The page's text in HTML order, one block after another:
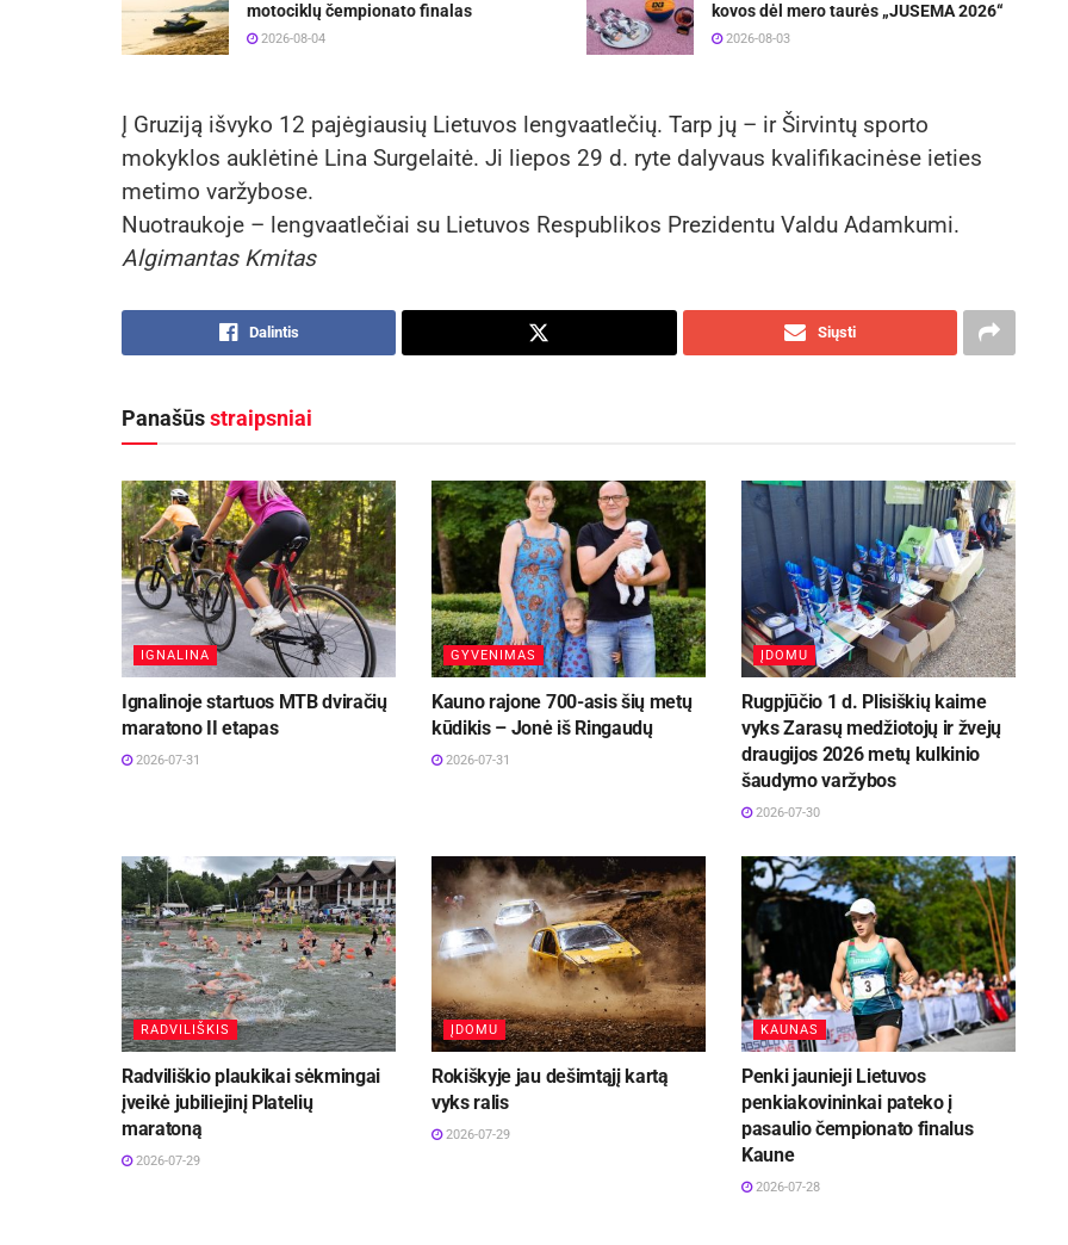
motociklų čempionato finalas
2026-08-04
kovos dėl mero taurės „JUSEMA 2026“
2026-08-03
Į Gruziją išvyko 12 pajėgiausių Lietuvos lengvaatlečių. Tarp jų – ir Širvintų sporto
mokyklos auklėtinė Lina Surgelaitė. Ji liepos 29 d. ryte dalyvaus kvalifikacinėse ieties
metimo varžybose.
Nuotraukoje – lengvaatlečiai su Lietuvos Respublikos Prezidentu Valdu Adamkumi.
Algimantas Kmitas
Dalintis Siųsti
Panašūsstraipsniai
IGNALINA
Ignalinoje startuos MTB dviračių
maratono II etapas
2026-07-31
GYVENIMAS
Kauno rajone 700-asis šių metų
kūdikis – Jonė iš Ringaudų
2026-07-31
ĮDOMU
Rugpjūčio 1 d. Plisiškių kaime
vyks Zarasų medžiotojų ir žvejų
draugijos 2026 metų kulkinio
šaudymo varžybos
2026-07-30
RADVILIŠKIS
Radviliškio plaukikai sėkmingai
įveikė jubiliejinį Platelių
maratoną
2026-07-29
ĮDOMU
Rokiškyje jau dešimtąjį kartą
vyks ralis
2026-07-29
KAUNAS
Penki jaunieji Lietuvos
penkiakovininkai pateko į
pasaulio čempionato finalus
Kaune
2026-07-28